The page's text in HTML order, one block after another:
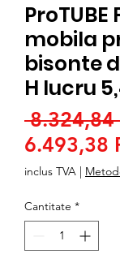
mobila
bisonte
H lucru
8.324,84
6.493,38
inclus TVA |
Cantitate *